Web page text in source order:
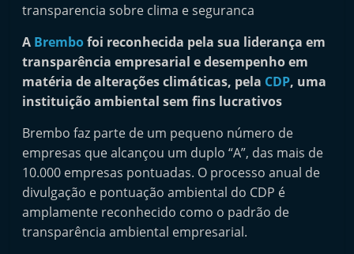
a
i
n
d
e
e
n
d
e
A Brembofoi reconhecida pela sua liderança em
transparência empresarial e desempenho em
matéria de alterações climáticas, pela CDP, uma
instituição ambiental sem fins lucrativos
Brembo faz parte de um pequeno número de
empresas que alcançou um duplo “A”, das mais de
10.000 empresas pontuadas. O processo anual de
divulgação e pontuação ambiental do CDP é
amplamente reconhecido como o padrão de
transparência ambiental empresarial.